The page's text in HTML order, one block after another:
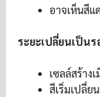
อาจเห็นสีแ
ระยะเปลี่ยนเป็น
เซลล์สร้าง
สีเริ่มเปลี่ย